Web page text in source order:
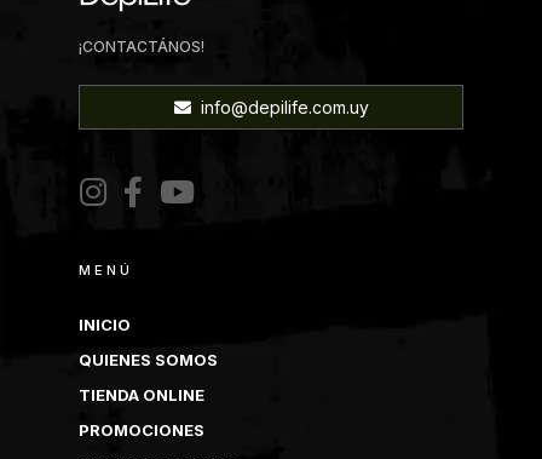
¡CONTACTÁNOS!
info@depilife.com.uy
MENÚ
INICIO
QUIENES SOMOS
TIENDA ONLINE
PROMOCIONES